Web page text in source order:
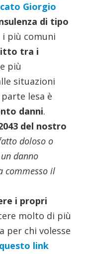
Giorgio
di tipo
più comuni
tra i
più
situazioni
lesa è
danni.
del nostro
doloso o
danno
commesso il
i propri
molto di più
per chi volesse
questo link